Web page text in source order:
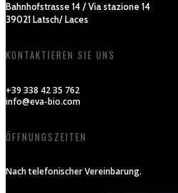
Bahnhofstrasse 14 / Via stazione 14
39021 Latsch/ Laces
KONTAKTIEREN SIE UNS
+39 338 42 35 762
info@eva-bio.com
ÖFFNUNGSZEITEN
Nach telefonischer Vereinbarung.